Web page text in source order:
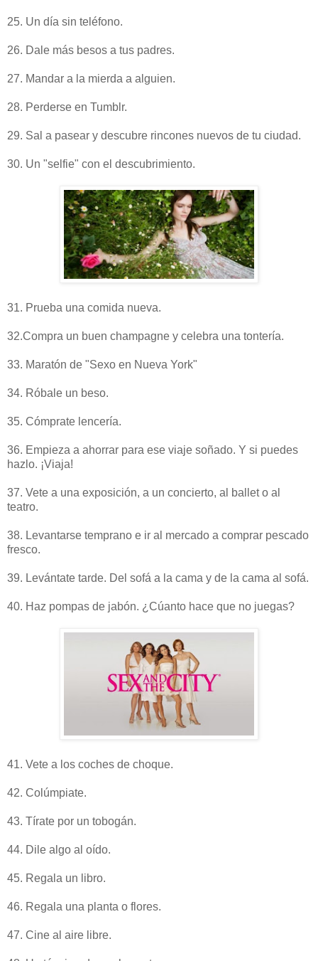
25. Un día sin teléfono.
26. Dale más besos a tus padres.
27. Mandar a la mierda a alguien.
28. Perderse en Tumblr.
29. Sal a pasear y descubre rincones nuevos de tu ciudad.
30. Un "selfie" con el descubrimiento.
31. Prueba una comida nueva.
32.Compra un buen champagne y celebra una tontería.
33. Maratón de "Sexo en Nueva York"
34. Róbale un beso.
35. Cómprate lencería.
36. Empieza a ahorrar para ese viaje soñado. Y si puedes
hazlo. ¡Viaja!
37. Vete a una exposición, a un concierto, al ballet o al
teatro.
38. Levantarse temprano e ir al mercado a comprar pescado
fresco.
39. Levántate tarde. Del sofá a la cama y de la cama al sofá.
40. Haz pompas de jabón. ¿Cúanto hace que no juegas?
41. Vete a los coches de choque.
42. Colúmpiate.
43. Tírate por un tobogán.
44. Dile algo al oído.
45. Regala un libro.
46. Regala una planta o flores.
47. Cine al aire libre.